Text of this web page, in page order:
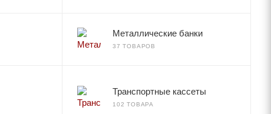
Металлические банки
37 ТОВАРОВ
Транспортные кассеты
102 ТОВАРА